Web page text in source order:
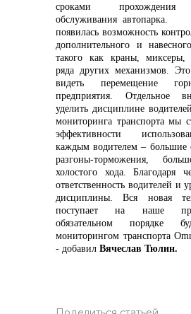
сроками прохождения
обслуживания
появилась возможность
дополнительного и
такого как краны, миксеры,
ряда других механизмов.
видеть перемещение
предприятия. Отдельное
уделить дисциплине
мониторинга транспорта мы
эффективности
каждым водителем – большие
разгоны-торможения,
холостого хода. Благодаря
ответственность водителей и
дисциплины. Вся новая
поступает на наше
обязательном порядке
мониторингом транспорта
- добавил Вячеслав Тюлин.